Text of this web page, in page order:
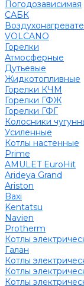
Погодозависимая
САБК
VOLCANO
Горелки
Атмосферные
Дутьевые
Жидкотопливные
Горелки КЧМ
Горелки ГФЖ
Горелки ГФГ
Колосники
Усиленные
Котлы настенные
Prime
AMULET EuroHit
Arideya Grand
Ariston
Baxi
Kentatsu
Navien
Protherm
Котлы
Галан
Котлы
Котлы
Котлы